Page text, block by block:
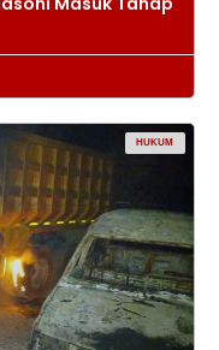
HUKUM